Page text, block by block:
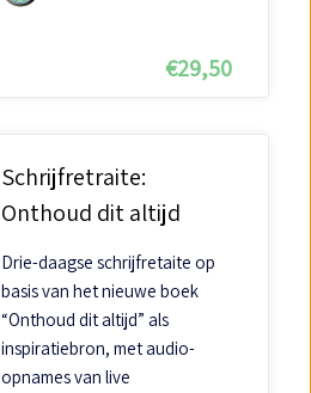
€29,50
Schrijfretraite:
Onthoud dit altijd
Drie-daagse schrijfretaite op
basis van het nieuwe boek
“Onthoud dit altijd” als
inspiratiebron, met audio-
opnames van live